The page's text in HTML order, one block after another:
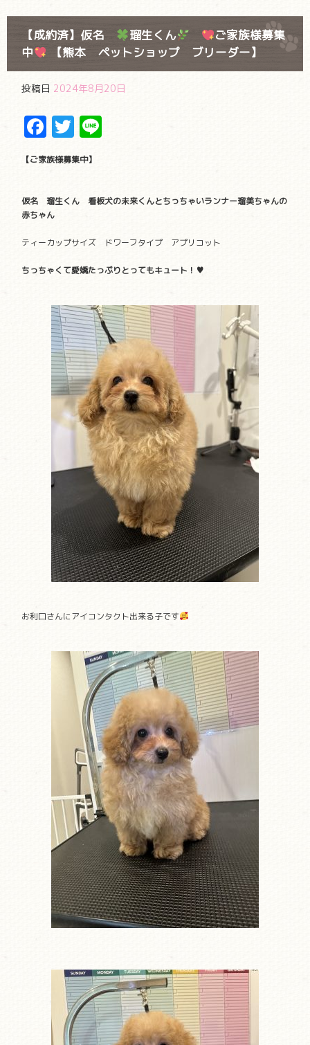
【成約済】仮名 瑠生くん
ご家族様募集
中
【熊本 ペットショップ ブリーダー】
投稿日 2024年8月20日
Facebook
Twitter
【ご家族様募集中】
仮名 瑠生くん 看板犬の未来くんとちっちゃいランナー瑠美ちゃんの
赤ちゃん
ティーカップサイズ ドワーフタイプ アプリコット
ちっちゃくて愛嬌たっぷりとってもキュート！♥️
お利口さんにアイコンタクト出来る子です